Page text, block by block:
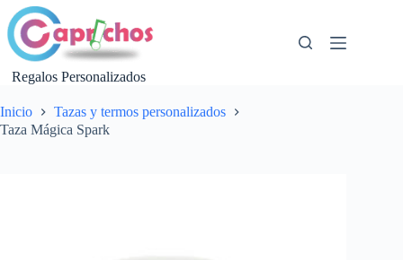
Saltar
al
contenido
Regalos Personalizados
Inicio
Tazas y termos personalizados
Taza Mágica Spark